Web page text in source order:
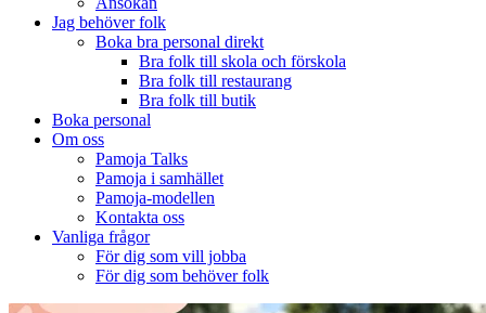
Jag behöver folk
Boka bra personal direkt
Bra folk till skola och förskola
Bra folk till restaurang
Bra folk till butik
Boka personal
Om oss
Pamoja Talks
Pamoja i samhället
Pamoja-modellen
Kontakta oss
Vanliga frågor
För dig som vill jobba
För dig som behöver folk